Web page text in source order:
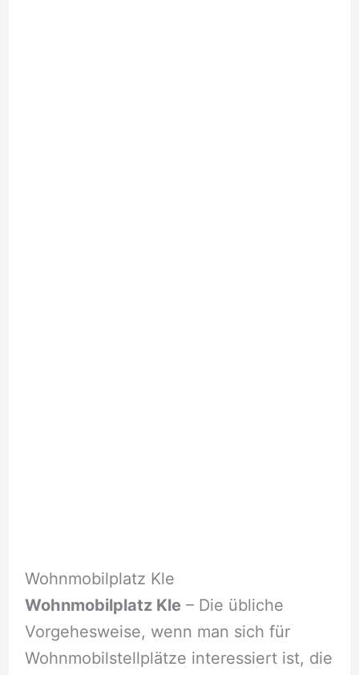
Wohnmobilplatz Kle
Wohnmobilplatz Kle– Die übliche
Vorgehesweise, wenn man sich für
Wohnmobilstellplätze interessiert ist, die